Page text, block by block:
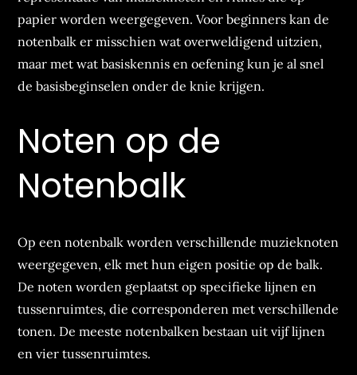
papier worden weergegeven. Voor beginners kan de
notenbalk er misschien wat overweldigend uitzien,
maar met wat basiskennis en oefening kun je al snel
de basisbeginselen onder de knie krijgen.
Noten op de
Notenbalk
Op een notenbalk worden verschillende muzieknoten
weergegeven, elk met hun eigen positie op de balk.
De noten worden geplaatst op specifieke lijnen en
tussenruimtes, die corresponderen met verschillende
tonen. De meeste notenbalken bestaan uit vijf lijnen
en vier tussenruimtes.